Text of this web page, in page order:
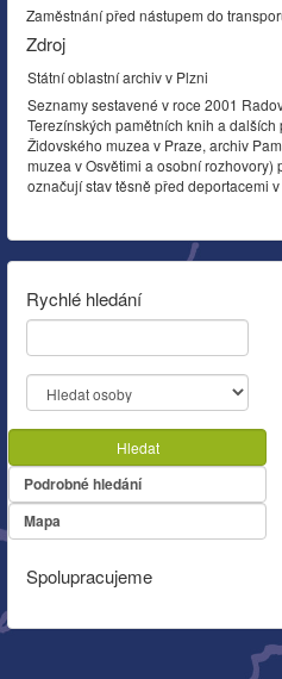
Zaměstnání před nástupem do
Zdroj
Státní oblastní archiv v Plzni
Seznamy sestavené v roce 2001
Terezínských pamětních knih a
Židovského muzea v Praze, archiv
muzea v Osvětimi a osobní
označují stav těsně před deportacemi
Rychlé hledání
Hledat
Podrobné hledání
Mapa
Spolupracujeme